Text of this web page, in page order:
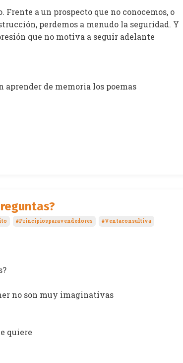
Frente a un prospecto que no conocemos, o
perdemos a menudo la seguridad. Y
que no motiva a seguir adelante
aprender de memoria los poemas
#principiosparavendedores #ventaconsultiva
no son muy imaginativas
quiere